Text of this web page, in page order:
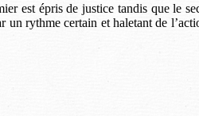
est épris de justice tandis que le
rythme certain et haletant de